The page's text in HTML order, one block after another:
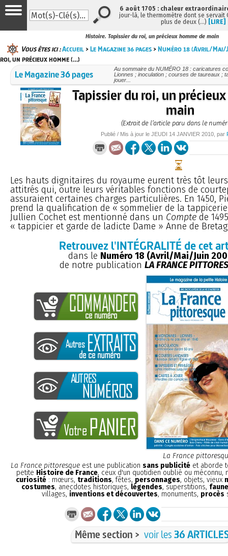
Histoire. Tapissier du roi, un précieux homme de main
Vous êtes ici :Accueil >Le Magazine 36 pages >Numéro 18 (Avril/Mai/
roi, un précieux homme (…)
Le Magazine 36 pages
Au sommaire du NUMÉRO 18 : caricatures
Lionnes ; inoculation ; courses de taureaux ;
jouer...
Tapissier du roi, un
main
(Extrait de l’article paru dans le
Publié / Mis à jour leJEUDI 14 JANVIER 2010 , par
Les hauts dignitaires du royaume eurent très tôt
attitrés qui, outre leurs véritables fonctions de
assuraient certaines charges particulières. En 1450,
prend la qualification de « sommelier de la
Jullien Cochet est mentionné dans un Compte de
« tappicier et garde de ladicte Dame » Anne de
Retrouvez l'INTÉGRALITÉ de cet
dans le Numéro 18 (Avril/Mai/Juin
de notre publication LA FRANCE
La France
La France pittoresque est une publication sans publicité et aborde
petite Histoire de France, ceux d'un quotidien oublié ou méconnu,
curiosité : mœurs, traditions, fêtes, personnages, objets, vieux
costumes, anecdotes historiques, légendes, superstitions,
villages, inventions et découvertes, monuments, procès
Même section > voir les36
6 août 1705 : chaleur
jour-là, le thermomètre dont se servait
plus de deux (…) [LIRE]